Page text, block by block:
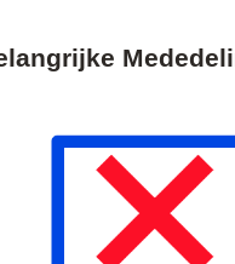
hervat.